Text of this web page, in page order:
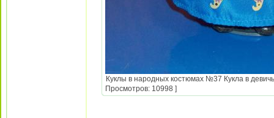
Куклы в народных костюмах №37 Кукла в
Просмотров: 10998 ]